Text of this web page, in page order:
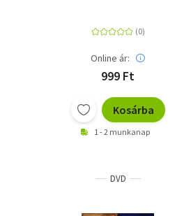
Online ár:
999 Ft
Kosárba
1 - 2 munkanap
DVD